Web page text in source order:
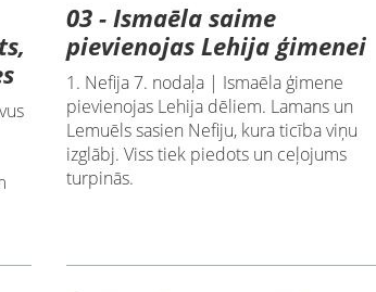
03 - Ismaēla saime
pievienojas Lehija ģimenei
1. Nefija 7. nodaļa | Ismaēla ģimene
pievienojas Lehija dēliem. Lamans un
Lemuēls sasien Nefiju, kura ticība viņu
izglābj. Viss tiek piedots un ceļojums
turpinās.